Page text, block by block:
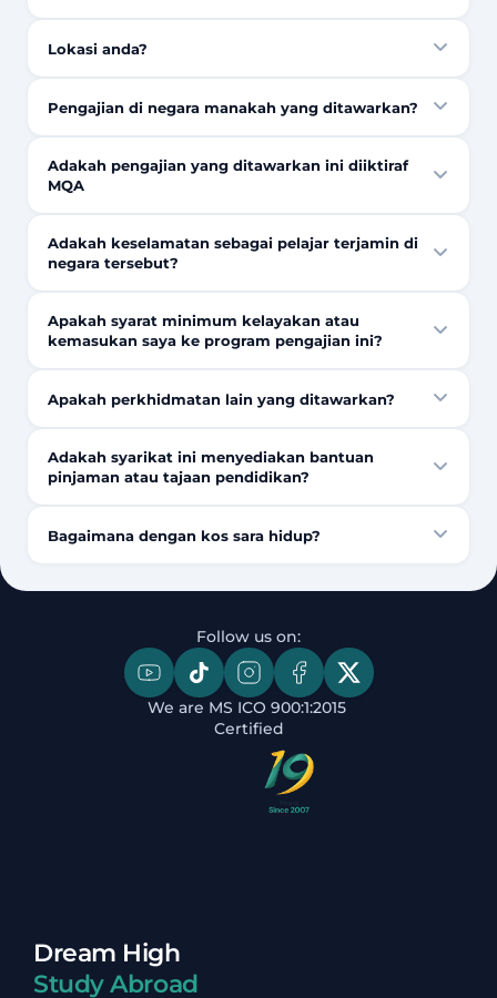
Lokasi anda?
Pengajian di negara manakah yang ditawarkan?
Adakah pengajian yang ditawarkan ini diiktiraf
MQA
Adakah keselamatan sebagai pelajar terjamin di
negara tersebut?
Apakah syarat minimum kelayakan atau
kemasukan saya ke program pengajian ini?
Apakah perkhidmatan lain yang ditawarkan?
Adakah syarikat ini menyediakan bantuan
pinjaman atau tajaan pendidikan?
Bagaimana dengan kos sara hidup?
Follow us on:
We are MS ICO 900:1:2015
Certified
Dream High
Study Abroad